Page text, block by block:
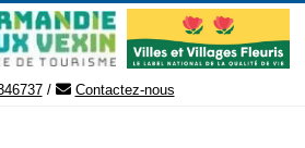
/ Contactez-nous